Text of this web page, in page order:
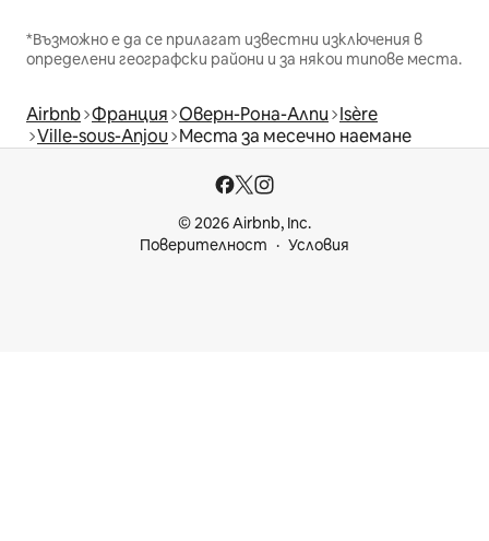
*Възможно е да се прилагат известни изключения в
определени географски райони и за някои типове места.
Airbnb Франция Оверн-Рона-Алпи Isère
Ville-sous-Anjou Места за месечно наемане
© 2026 Airbnb, Inc.
Поверителност
Условия